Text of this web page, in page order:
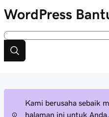
WordPress
Kami berusaha sebaik
halaman ini untuk Anda.